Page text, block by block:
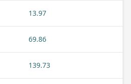
13.97
69.86
139.73